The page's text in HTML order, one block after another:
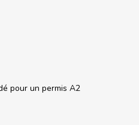
pour un permis A2